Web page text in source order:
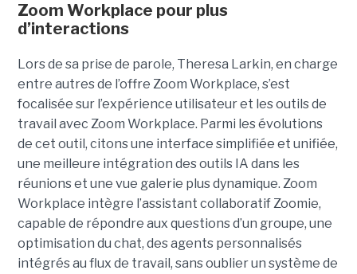
Zoom Workplace pour plus
d’interactions
Lors de sa prise de parole, Theresa Larkin, en charge
entre autres de l’offre Zoom Workplace, s’est
focalisée sur l’expérience utilisateur et les outils de
travail avec Zoom Workplace. Parmi les évolutions
de cet outil, citons une interface simplifiée et unifiée,
une meilleure intégration des outils IA dans les
réunions et une vue galerie plus dynamique. Zoom
Workplace intègre l’assistant collaboratif Zoomie,
capable de répondre aux questions d’un groupe, une
optimisation du chat, des agents personnalisés
intégrés au flux de travail, sans oublier un système de